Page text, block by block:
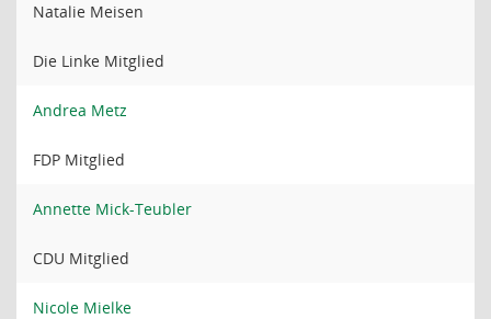
Natalie Meisen
Die Linke Mitglied
Andrea Metz
FDP Mitglied
Annette Mick-Teubler
CDU Mitglied
Nicole Mielke